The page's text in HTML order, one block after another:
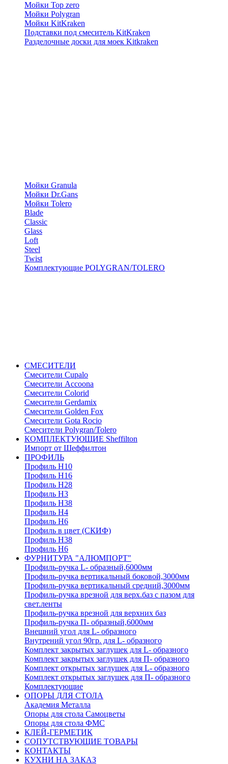
Мойки Top zero
Мойки Polygran
Мойки KitKraken
Подставки под смеситель KitKraken
Разделочные доски для моек Kitkraken
Мойки Granula
Мойки Dr.Gans
Мойки Tolero
Blade
Classic
Glass
Loft
Steel
Twist
Комплектующие POLYGRAN/TOLERO
СМЕСИТЕЛИ
Cмесители Cupalo
Смесители Accoona
Смесители Colorid
Смесители Gerdamix
Смесители Golden Fox
Смесители Gota Rocio
Смесители Polygran/Tolero
КОМПЛЕКТУЮЩИЕ Sheffilton
Импорт от Шеффилтон
ПРОФИЛЬ
Профиль H10
Профиль H16
Профиль H28
Профиль H3
Профиль H38
Профиль H4
Профиль H6
Профиль в цвет (СКИФ)
Профиль H38
Профиль H6
ФУРНИТУРА "АЛЮМПОРТ"
Профиль-ручка L- образный,6000мм
Профиль-ручка вертикальный боковой,3000мм
Профиль-ручка вертикальный средний,3000мм
Профиль-ручка врезной для верх.баз с пазом для
свет.ленты
Профиль-ручка врезной для верхних баз
Профиль-ручка П- образный,6000мм
Внешний угол для L- образного
Внутрений угол 90гр. для L- образного
Комплект закрытых заглушек для L- образного
Комплект закрытых заглушек для П- образного
Комплект открытых заглушек для L- образного
Комплект открытых заглушек для П- образного
Комплектующие
ОПОРЫ ДЛЯ СТОЛА
Академия Металла
Опоры для стола Самоцветы
Опоры для стола ФМС
КЛЕЙ-ГЕРМЕТИК
СОПУТСТВУЮЩИЕ ТОВАРЫ
КОНТАКТЫ
КУХНИ НА ЗАКАЗ